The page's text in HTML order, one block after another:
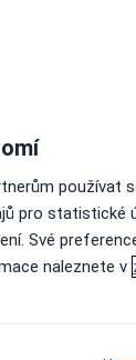
8 Srpen
rezervace
používat
pro statistické
Své
naleznete v